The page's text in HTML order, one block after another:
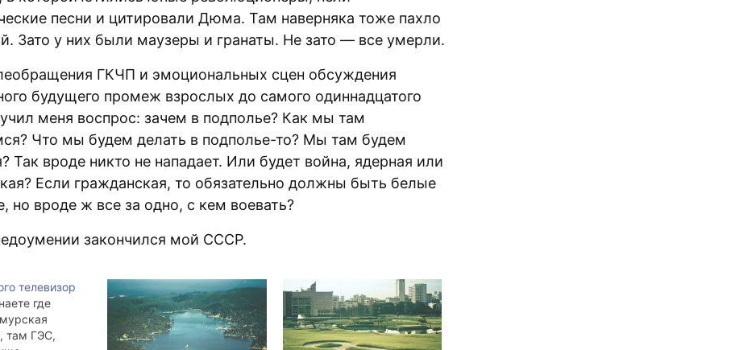
песни и цитировали Дюма. Там наверняка тоже пахло
Зато у них были маузеры и гранаты. Не зато — все умерли.
ГКЧП и эмоциональных сцен обсуждения
будущего промеж взрослых до самого одиннадцатого
меня воспрос: зачем в подполье? Как мы там
Что мы будем делать в подполье-то? Мы там будем
Так вроде никто не нападает. Или будет война, ядерная или
Если гражданская, то обязательно должны быть белые
но вроде ж все за одно, с кем воевать?
закончился мой СССР.
телевизор
где
там ГЭС,